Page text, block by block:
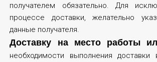
получателем обязательно. Для
процессе доставки, желательно
данные получателя.
Доставку на место работы
необходимости выполнения доставки